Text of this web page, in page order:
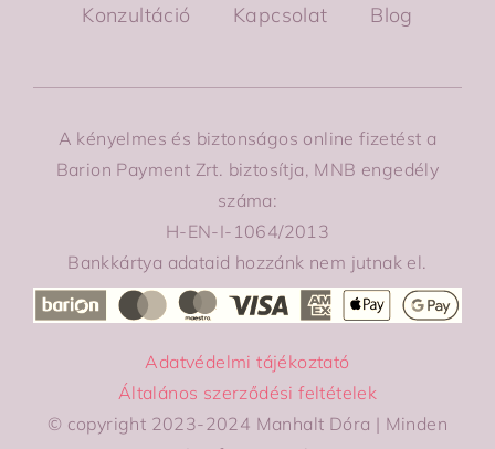
Konzultáció Kapcsolat Blog
A kényelmes és biztonságos online fizetést a
Barion Payment Zrt. biztosítja, MNB engedély
száma:
H-EN-I-1064/2013
Bankkártya adataid hozzánk nem jutnak el.
Adatvédelmi tájékoztató
Általános szerződési feltételek
© copyright 2023-2024 Manhalt Dóra | Minden